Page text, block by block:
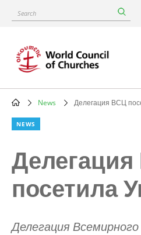
content
Search
Breadcrumb
News Делегация ВСЦ
NEWS
посетила
Делегация